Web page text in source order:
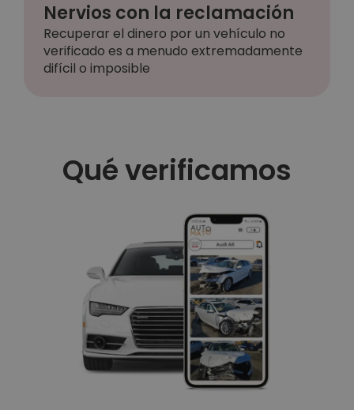
Nervios con la reclamación
Recuperar el dinero por un vehículo no
verificado es a menudo extremadamente
difícil o imposible
Qué verificamos